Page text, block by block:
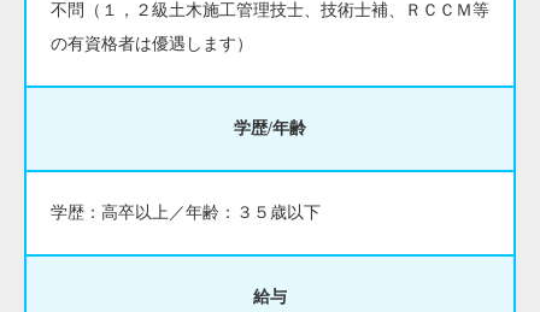
不問（１，２級土木施工管理技士、技術士補、ＲＣＣＭ等
の有資格者は優遇します）
学歴/年齢
学歴：高卒以上／年齢：３５歳以下
給与